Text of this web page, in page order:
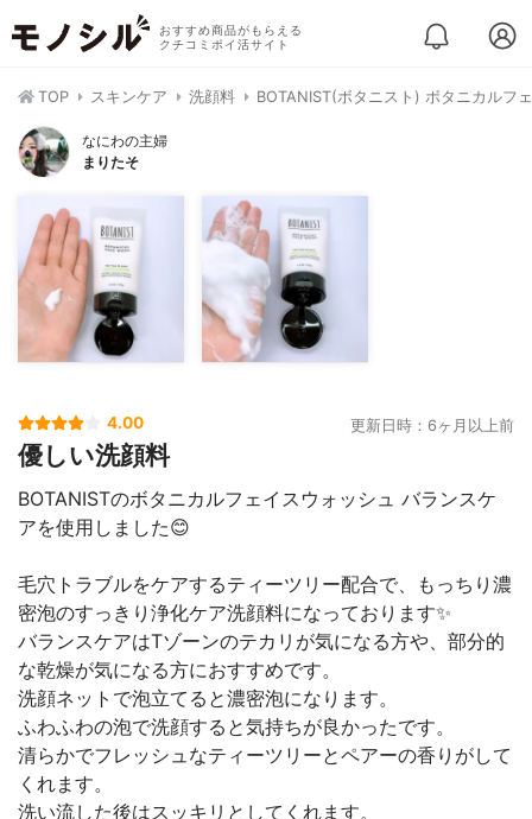
おすすめ商品がもらえる
クチコミポイ活サイト
TOP スキンケア 洗顔料 BOTANIST(ボタニスト) ボタニカルフ
なにわの主婦
まりたそ
4.00 更新日時：6ヶ月以上前
優しい洗顔料
BOTANISTのボタニカルフェイスウォッシュ バランスケ
アを使用しました😊
毛穴トラブルをケアするティーツリー配合で、もっちり濃
密泡のすっきり浄化ケア洗顔料になっております✨
バランスケアはTゾーンのテカリが気になる方や、部分的
な乾燥が気になる方におすすめです。
洗顔ネットで泡立てると濃密泡になります。
ふわふわの泡で洗顔すると気持ちが良かったです。
清らかでフレッシュなティーツリーとペアーの香りがして
くれます。
洗い流した後はスッキリとしてくれます。